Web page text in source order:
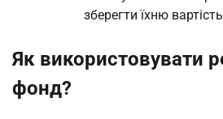
зберегти їхню
Як використовувати
фонд?